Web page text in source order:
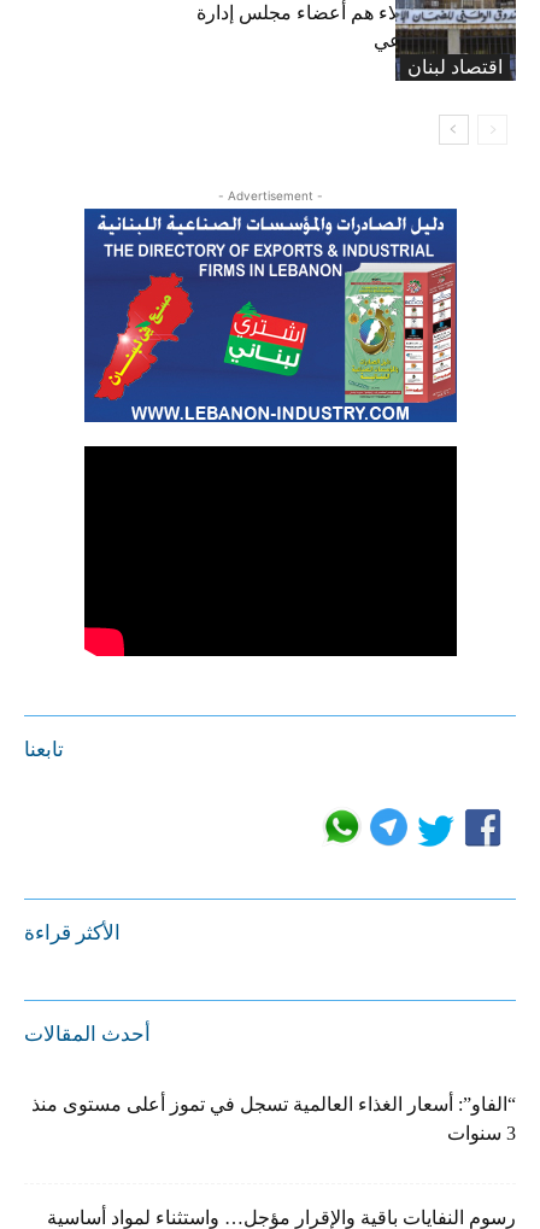
اقتصاد لبنان
بعد 19 عاماً: هؤلاء هم أعضاء مجلس إدارة
الضمان الاجتماعي
- Advertisement -
تابعنا
الأكثر قراءة
أحدث المقالات
“الفاو”: أسعار الغذاء العالمية تسجل في تموز أعلى مستوى منذ
3 سنوات
رسوم النفايات باقية والإقرار مؤجل… واستثناء لمواد أساسية